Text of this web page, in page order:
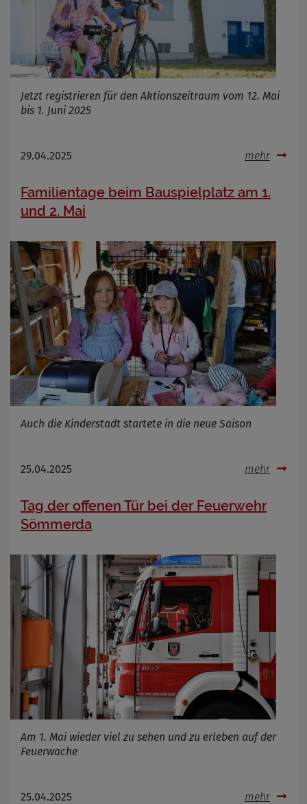
Jetzt registrieren für den Aktionszeitraum vom 12. Mai
bis 1. Juni 2025
29.04.2025 mehr
Familientage beim Bauspielplatz am 1.
und 2. Mai
Auch die Kinderstadt startete in die neue Saison
25.04.2025 mehr
Tag der offenen Tür bei der Feuerwehr
Sömmerda
Am 1. Mai wieder viel zu sehen und zu erleben auf der
Feuerwache
25.04.2025 mehr